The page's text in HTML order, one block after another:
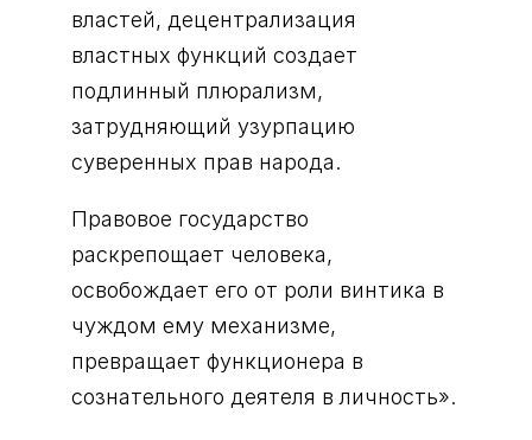
властей, децентрализация
властных функций создает
подлинный плюрализм,
затрудняющий узурпацию
суверенных прав народа.
Правовое государство
раскрепощает человека,
освобождает его от роли винтика в
чуждом ему механизме,
превращает функционера в
сознательного деятеля в личность».